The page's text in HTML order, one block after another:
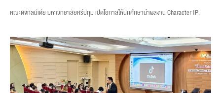
คณะดิจิทัลมีเดีย มหาวิทยาลัยศรีปทุม เปิดโอกาสให้นักศึกษานำผลงาน Character IP,